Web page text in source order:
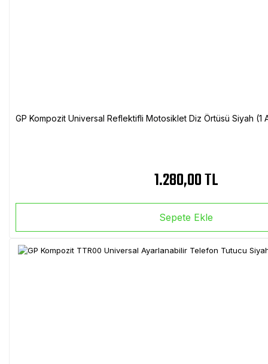
GP Kompozit Universal Reflektifli Motosiklet Diz Örtüsü Siyah
1.280,00 TL
Sepete Ekle